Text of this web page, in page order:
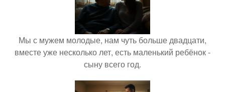
Мы с мужем молодые, нам чуть больше двадцати,
вместе уже несколько лет, есть маленький ребёнок -
сыну всего год.